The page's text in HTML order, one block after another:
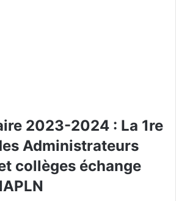
2023-2024 : La 1re
Administrateurs
collèges échange